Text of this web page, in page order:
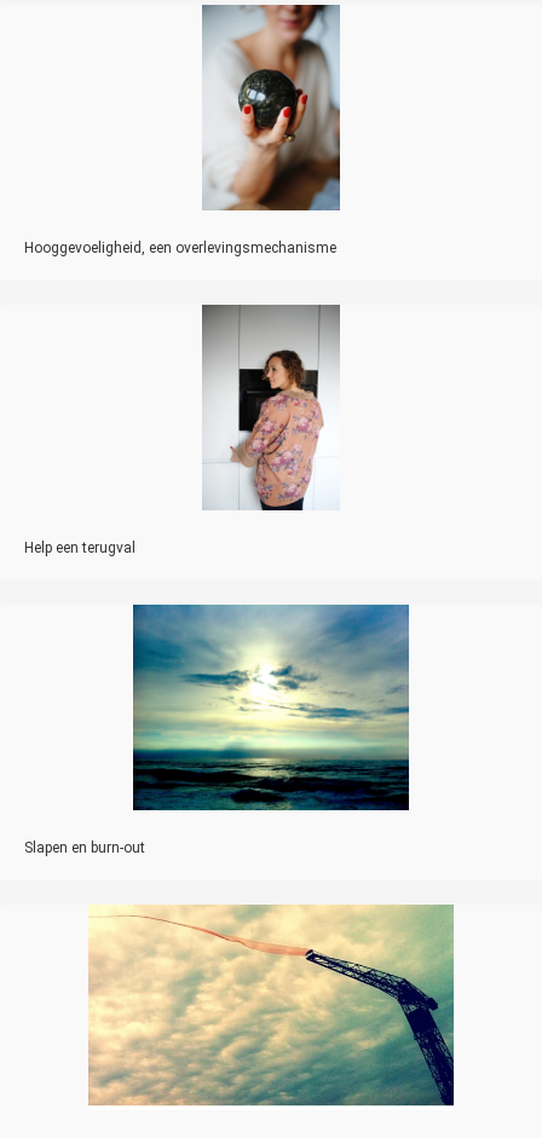
Hooggevoeligheid, een overlevingsmechanisme
Help een terugval
Slapen en burn-out